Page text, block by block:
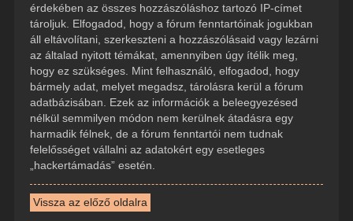
érdekében az összes hozzászóláshoz tartozó IP-címet
tároljuk. Elfogadod, hogy a fórum fenntartóinak jogukban
áll eltávolítani, szerkeszteni a hozzászólásaid vagy lezárni
az általad nyitott témákat, amennyiben úgy ítélik meg,
hogy ez szükséges. Mint felhasználó, elfogadod, hogy
bármely adat, melyet megadsz, tárolásra kerül a fórum
adatbázisában. Ezek az információk a beleegyezésed
nélkül semmilyen módon nem kerülnek átadásra egy
harmadik félnek, de a fórum fenntartói nem tudnak
felelősséget vállalni az adatokért egy esetleges
„hackertámadás” esetén.
Vissza az előző oldalra